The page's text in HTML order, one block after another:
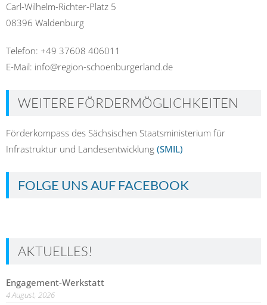
Carl-Wilhelm-Richter-Platz 5
08396 Waldenburg
Telefon: +49 37608 406011
E-Mail: info@region-schoenburgerland.de
WEITERE FÖRDERMÖGLICHKEITEN
Förderkompass des Sächsischen Staatsministerium für
Infrastruktur und Landesentwicklung (SMIL)
FOLGE UNS AUF FACEBOOK
AKTUELLES!
Engagement-Werkstatt
4 August, 2026